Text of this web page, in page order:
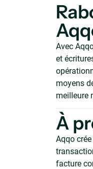
Avec
et
moyens
meilleure
À
Aqqo
facture